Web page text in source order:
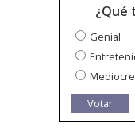
¿Qué
Genial
Mediocre
Votar